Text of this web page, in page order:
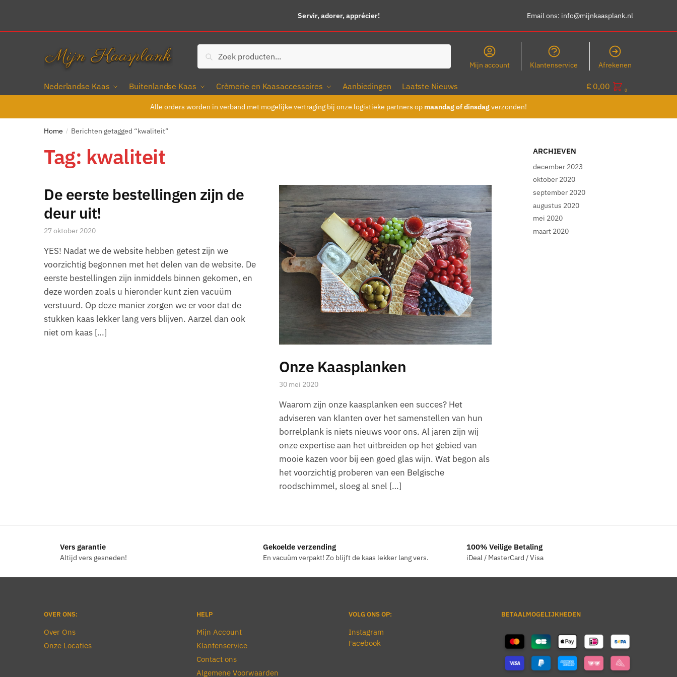
navigation
content
Servir, adorer, apprécier! Email ons: info@mijnkaasplank.nl
naar:
Zoeken
Mijn account Klantenservice Afrekenen
Nederlandse Kaas Buitenlandse Kaas Crèmerie en Kaasaccessoires Aanbiedingen Laatste Nieuws € 0,00 0
Alle orders worden in verband met mogelijke vertraging bij onze logistieke partners op maandag of dinsdagverzonden!
Home / Berichten getagged “kwaliteit”
Tag: kwaliteit
De eerste bestellingen zijn de
deur uit!
27 oktober 2020
YES! Nadat we de website hebben getest zijn we
voorzichtig begonnen met het delen van de website. De
eerste bestellingen zijn inmiddels binnen gekomen, en
deze worden zoals u hieronder kunt zien vacuüm
verstuurd. Op deze manier zorgen we er voor dat de
stukken kaas lekker lang vers blijven. Aarzel dan ook
niet om kaas […]
Onze Kaasplanken
30 mei 2020
Waarom zijn onze kaasplanken een succes? Het
adviseren van klanten over het samenstellen van hun
borrelplank is niets nieuws voor ons. Al jaren zijn wij
onze expertise aan het uitbreiden op het gebied van
mooie kazen voor bij een goed glas wijn. Wat begon als
het voorzichtig proberen van een Belgische
roodschimmel, sloeg al snel […]
ARCHIEVEN
december 2023
oktober 2020
september 2020
augustus 2020
mei 2020
maart 2020
Vers garantie
Altijd vers gesneden!
Gekoelde verzending
En vacuüm verpakt! Zo blijft de kaas lekker lang vers.
100% Veilige Betaling
iDeal / MasterCard / Visa
OVER ONS:
Over Ons
Onze Locaties
HELP
Mijn Account
Klantenservice
Contact ons
Algemene Voorwaarden
VOLG ONS OP:
Instagram
Facebook
BETAALMOGELIJKHEDEN